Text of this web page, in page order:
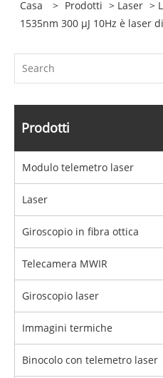
Casa > Prodotti > Laser >
1535nm 300 µJ 10Hz è laser
Prodotti
Modulo telemetro laser
Laser
Giroscopio in fibra ottica
Telecamera MWIR
Giroscopio laser
Immagini termiche
Binocolo con telemetro laser